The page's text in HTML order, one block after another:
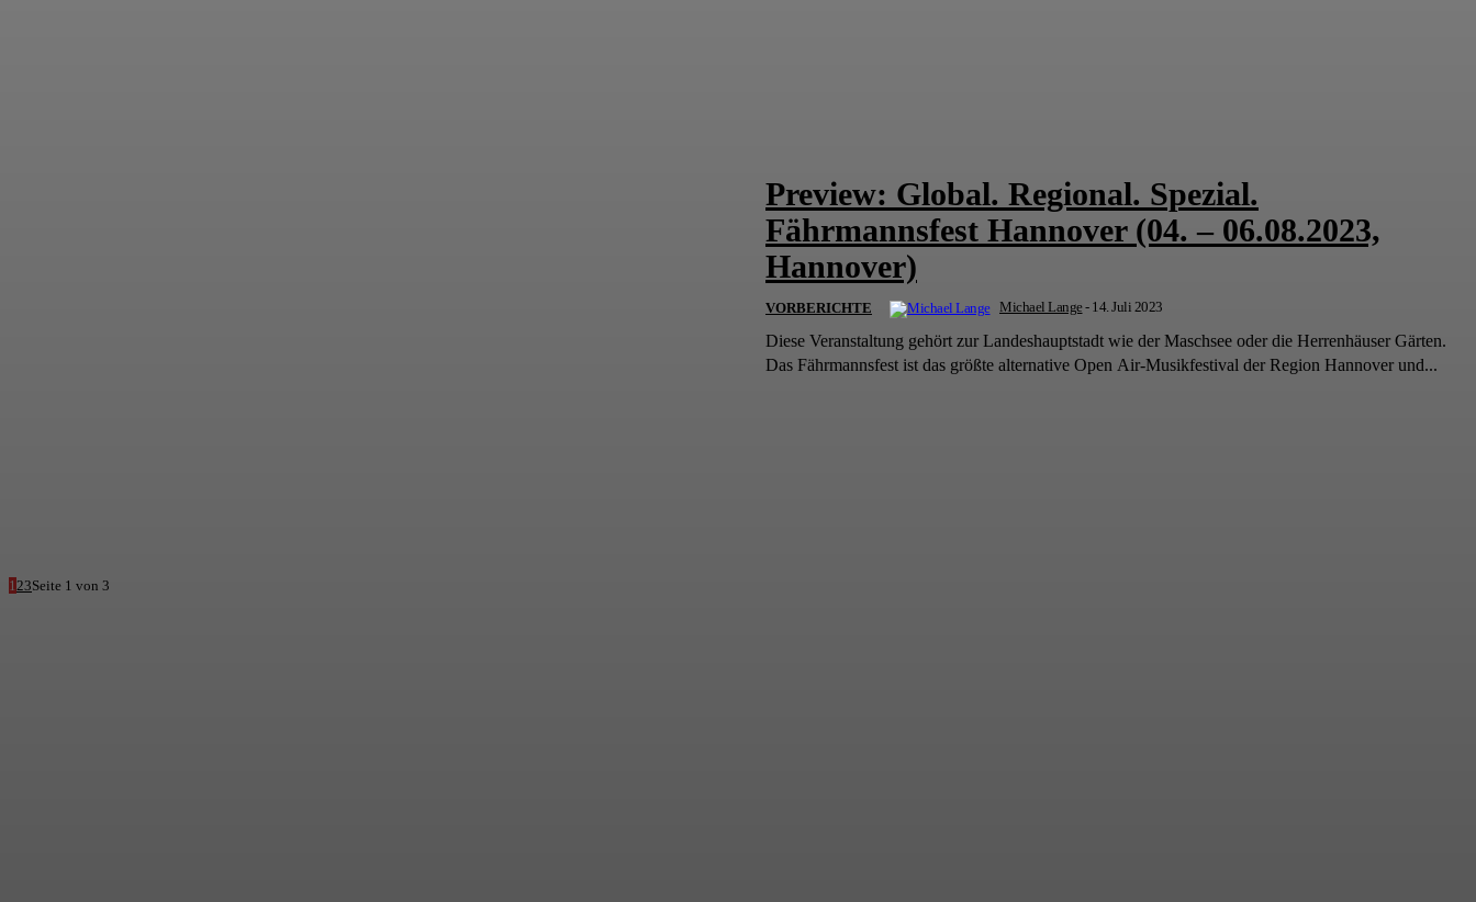
Preview: Global. Regional. Spezial.
Fährmannsfest Hannover (04. – 06.08.2023,
Hannover)
VORBERICHTE Michael Lange - 14. Juli 2023
Diese Veranstaltung gehört zur Landeshauptstadt wie der Maschsee oder die Herrenhäuser Gärten.
Das Fährmannsfest ist das größte alternative Open Air-Musikfestival der Region Hannover und...
123Seite 1 von 3